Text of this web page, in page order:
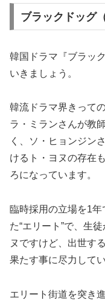
ブラックドッグ
韓国ドラマ『ブラッ
いきましょう。
韓流ドラマ界きって
ラ・ミランさんが教
く、ソ・ヒョンジン
けるト・ヨヌの存在
ろになっています。
臨時採用の立場を1
た“エリート”で、生
ヌですけど、出世す
果たす事に尽力して
エリート街道を突き